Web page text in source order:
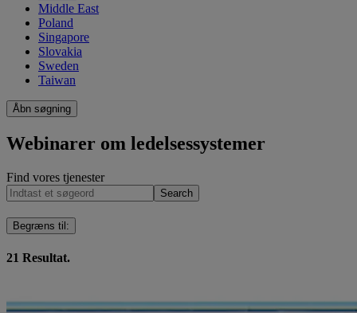
Middle East
Poland
Singapore
Slovakia
Sweden
Taiwan
Åbn søgning
Webinarer om ledelsessystemer
Find vores tjenester
Search
Begræns til :
21 Resultat.